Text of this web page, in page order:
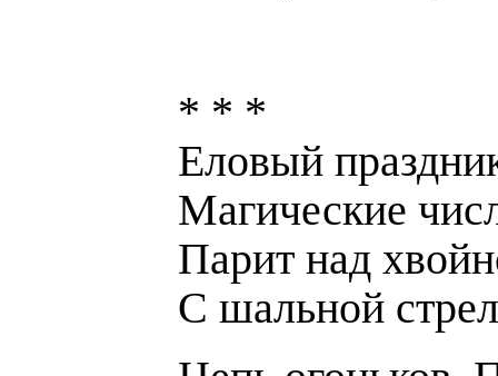
* * *
Еловый
Магические
Парит над
С шальной